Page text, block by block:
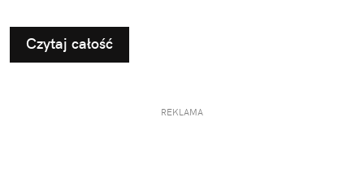
Czytaj całość
REKLAMA